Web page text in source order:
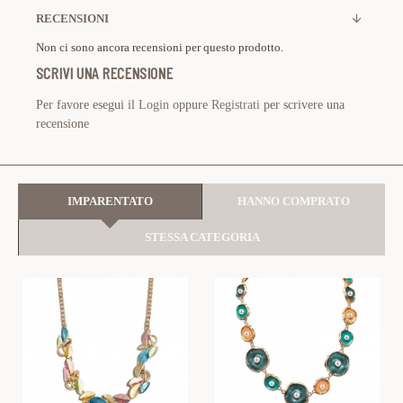
RECENSIONI
Non ci sono ancora recensioni per questo prodotto.
SCRIVI UNA RECENSIONE
Per favore esegui il Login oppure Registrati per scrivere una
recensione
IMPARENTATO HANNO COMPRATO
STESSA CATEGORIA